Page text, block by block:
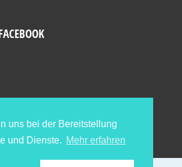
uns bei der Bereitstellung
und Dienste. Mehr erfahren